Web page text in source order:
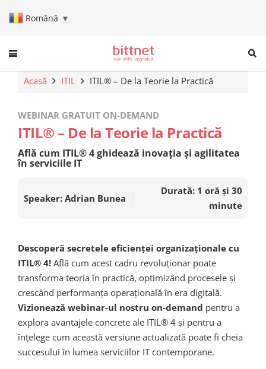
Română ▼
When autocomplete results
Acasă ITIL ITIL® – De la Teorie la Practică
WEBINAR GRATUIT ON-DEMAND
ITIL® – De la Teorie la Practică
Află cum ITIL® 4 ghidează inovația și agilitatea
în serviciile IT
Speaker: Adrian Bunea
Durată: 1 oră și 30
minute
Descoperă secretele eficienței organizaționale cu
ITIL® 4! Află cum acest cadru revoluționar poate
transforma teoria în practică, optimizând procesele și
crescând performanța operațională în era digitală.
Vizionează webinar-ul nostru on-demand pentru a
explora avantajele concrete ale ITIL® 4 și pentru a
înțelege cum această versiune actualizată poate fi cheia
succesului în lumea serviciilor IT contemporane.